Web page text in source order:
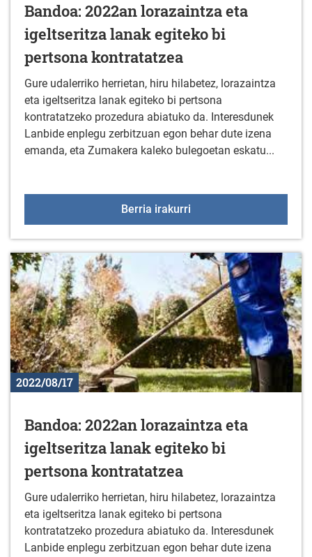
Bandoa: 2022an lorazaintza eta
igeltseritza lanak egiteko bi
pertsona kontratatzea
Gure udalerriko herrietan, hiru hilabetez, lorazaintza
eta igeltseritza lanak egiteko bi pertsona
kontratatzeko prozedura abiatuko da. Interesdunek
Lanbide enplegu zerbitzuan egon behar dute izena
emanda, eta Zumakera kaleko bulegoetan eskatu...
Berria irakurri
2022/08/17
Bandoa: 2022an lorazaintza eta
igeltseritza lanak egiteko bi
pertsona kontratatzea
Gure udalerriko herrietan, hiru hilabetez, lorazaintza
eta igeltseritza lanak egiteko bi pertsona
kontratatzeko prozedura abiatuko da. Interesdunek
Lanbide enplegu zerbitzuan egon behar dute izena